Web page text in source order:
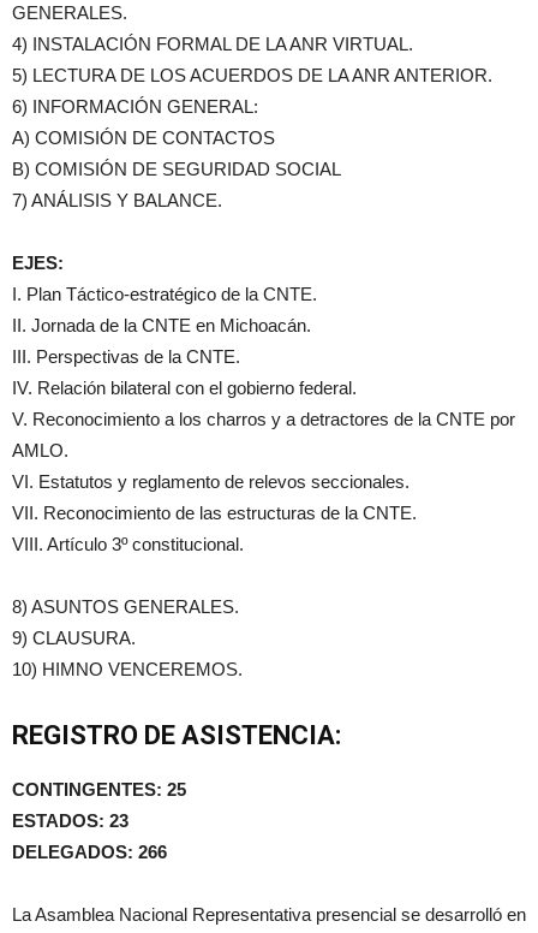
GENERALES.
4) INSTALACIÓN FORMAL DE LA ANR VIRTUAL.
5) LECTURA DE LOS ACUERDOS DE LA ANR ANTERIOR.
6) INFORMACIÓN GENERAL:
A) COMISIÓN DE CONTACTOS
B) COMISIÓN DE SEGURIDAD SOCIAL
7) ANÁLISIS Y BALANCE.
EJES:
I. Plan Táctico-estratégico de la CNTE.
II. Jornada de la CNTE en Michoacán.
III. Perspectivas de la CNTE.
IV. Relación bilateral con el gobierno federal.
V. Reconocimiento a los charros y a detractores de la CNTE por
AMLO.
VI. Estatutos y reglamento de relevos seccionales.
VII. Reconocimiento de las estructuras de la CNTE.
VIII. Artículo 3º constitucional.
8) ASUNTOS GENERALES.
9) CLAUSURA.
10) HIMNO VENCEREMOS.
REGISTRO DE ASISTENCIA:
CONTINGENTES: 25
ESTADOS: 23
DELEGADOS: 266
La Asamblea Nacional Representativa presencial se desarrolló en